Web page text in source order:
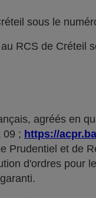
sous le
RCS de Créteil
agréés en
09 ; https://
Prudentiel et de
d'ordres pour